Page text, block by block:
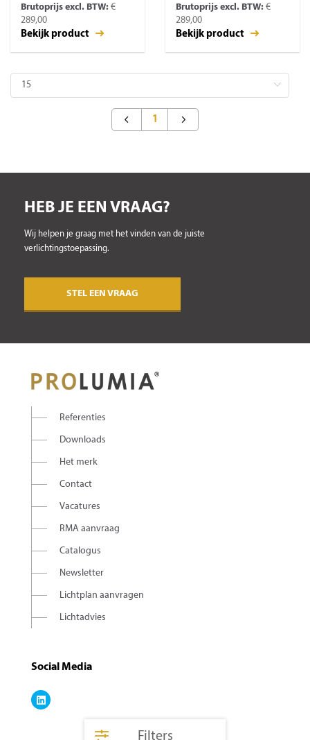
Filters
Brutoprijs excl. BTW: €
289,00
Bekijk product
Brutoprijs excl. BTW: €
289,00
Bekijk product
1
HEB JE EEN VRAAG?
Wij helpen je graag met het vinden van de juiste
verlichtingstoepassing.
STEL EEN VRAAG
Referenties
Downloads
Het merk
Contact
Vacatures
RMA aanvraag
Catalogus
Newsletter
Lichtplan aanvragen
Lichtadvies
Social Media